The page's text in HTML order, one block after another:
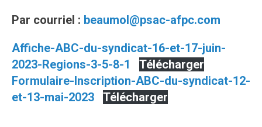
Par courriel : beaumol@psac-afpc.com
Affiche-ABC-du-syndicat-16-et-17-juin-
2023-Regions-3-5-8-1
Télécharger
Formulaire-Inscription-ABC-du-syndicat-12-
et-13-mai-2023
Télécharger